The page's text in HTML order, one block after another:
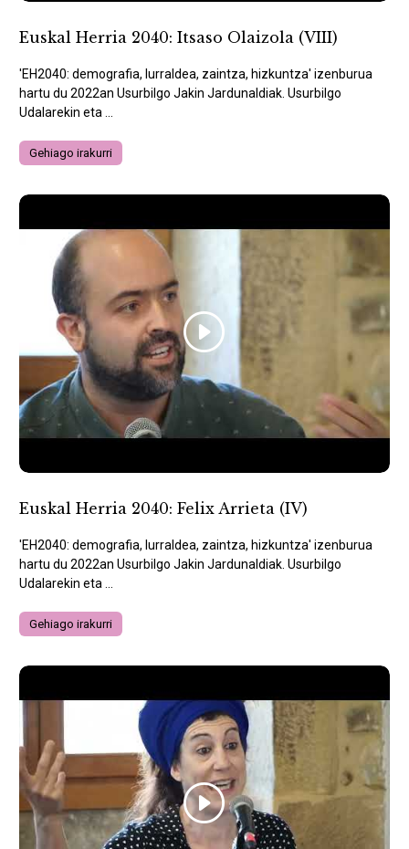
Euskal Herria 2040: Itsaso Olaizola (VIII)
'EH2040: demografia, lurraldea, zaintza, hizkuntza' izenburua
hartu du 2022an Usurbilgo Jakin Jardunaldiak. Usurbilgo
Udalarekin eta ...
Gehiago irakurri
Euskal Herria 2040: Felix Arrieta (IV)
'EH2040: demografia, lurraldea, zaintza, hizkuntza' izenburua
hartu du 2022an Usurbilgo Jakin Jardunaldiak. Usurbilgo
Udalarekin eta ...
Gehiago irakurri